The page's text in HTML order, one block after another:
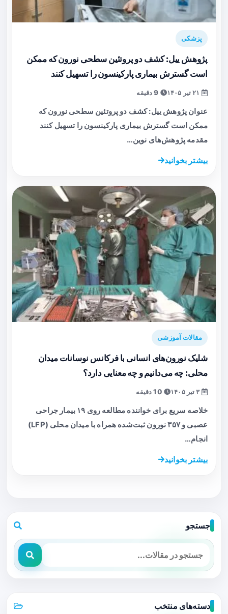
پزشکی
پژوهش ییل: کشف دو پروتئین سطحی نورون که ممکن
است گسترش بیماری پارکینسون را تسهیل کنند
عنوان پژوهش ییل: کشف دو پروتئین سطحی نورون که
ممکن است گسترش بیماری پارکینسون را تسهیل کنند
مقدمه پژوهش‌های نوین…
بیشتر بخوانید
مقالات آموزشی
شلیک نورون‌های انسانی با فرکانس نوسانات میدان
محلی: چه می‌دانیم و چه معنایی دارد؟
خلاصه سریع برای خواننده مطالعه روی ۱۹ بیمار جراحی
عصبی و ۳۵۷ نورون ثبت‌شده همراه با میدان محلی (LFP)
انجام…
بیشتر بخوانید
جستجو
دسته‌های منتخب